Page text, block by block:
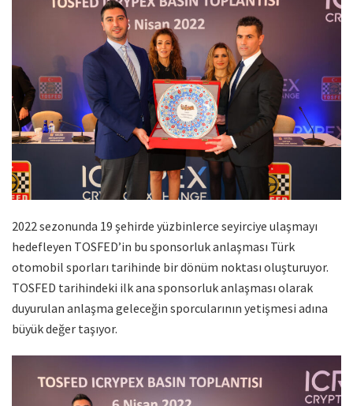
2022 sezonunda 19 şehirde yüzbinlerce seyirciye ulaşmayı
hedefleyen TOSFED’in bu sponsorluk anlaşması Türk
otomobil sporları tarihinde bir dönüm noktası oluşturuyor.
TOSFED tarihindeki ilk ana sponsorluk anlaşması olarak
duyurulan anlaşma geleceğin sporcularının yetişmesi adına
büyük değer taşıyor.